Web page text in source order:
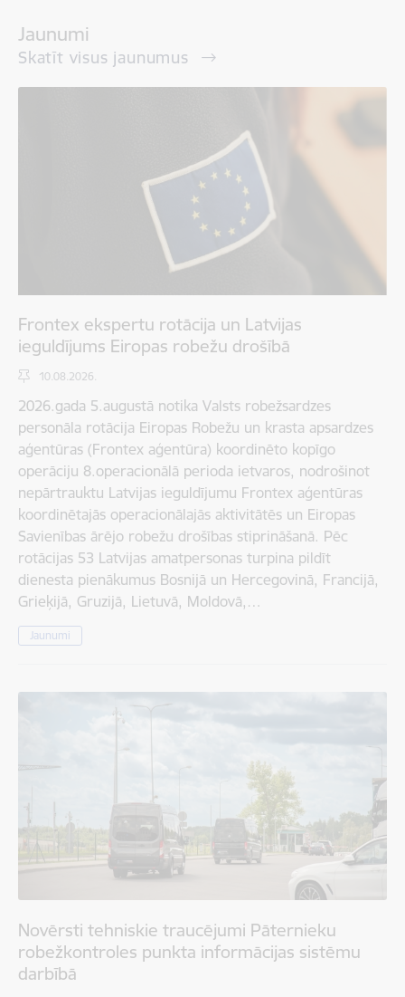
Jaunumi
Skatīt visus jaunumus
Frontex ekspertu rotācija un Latvijas
ieguldījums Eiropas robežu drošībā
10.08.2026.
2026.gada 5.augustā notika Valsts robežsardzes
personāla rotācija Eiropas Robežu un krasta apsardzes
aģentūras (Frontex aģentūra) koordinēto kopīgo
operāciju 8.operacionālā perioda ietvaros, nodrošinot
nepārtrauktu Latvijas ieguldījumu Frontex aģentūras
koordinētajās operacionālajās aktivitātēs un Eiropas
Savienības ārējo robežu drošības stiprināšanā. Pēc
rotācijas 53 Latvijas amatpersonas turpina pildīt
dienesta pienākumus Bosnijā un Hercegovinā, Francijā,
Grieķijā, Gruzijā, Lietuvā, Moldovā,…
Jaunumi
Novērsti tehniskie traucējumi Pāternieku
robežkontroles punkta informācijas sistēmu
darbībā